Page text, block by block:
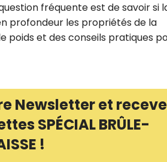
fréquente est de savoir si
profondeur les propriétés de la
poids et des conseils pratiques
Newsletter et
SPÉCIAL BRÛLE-
!